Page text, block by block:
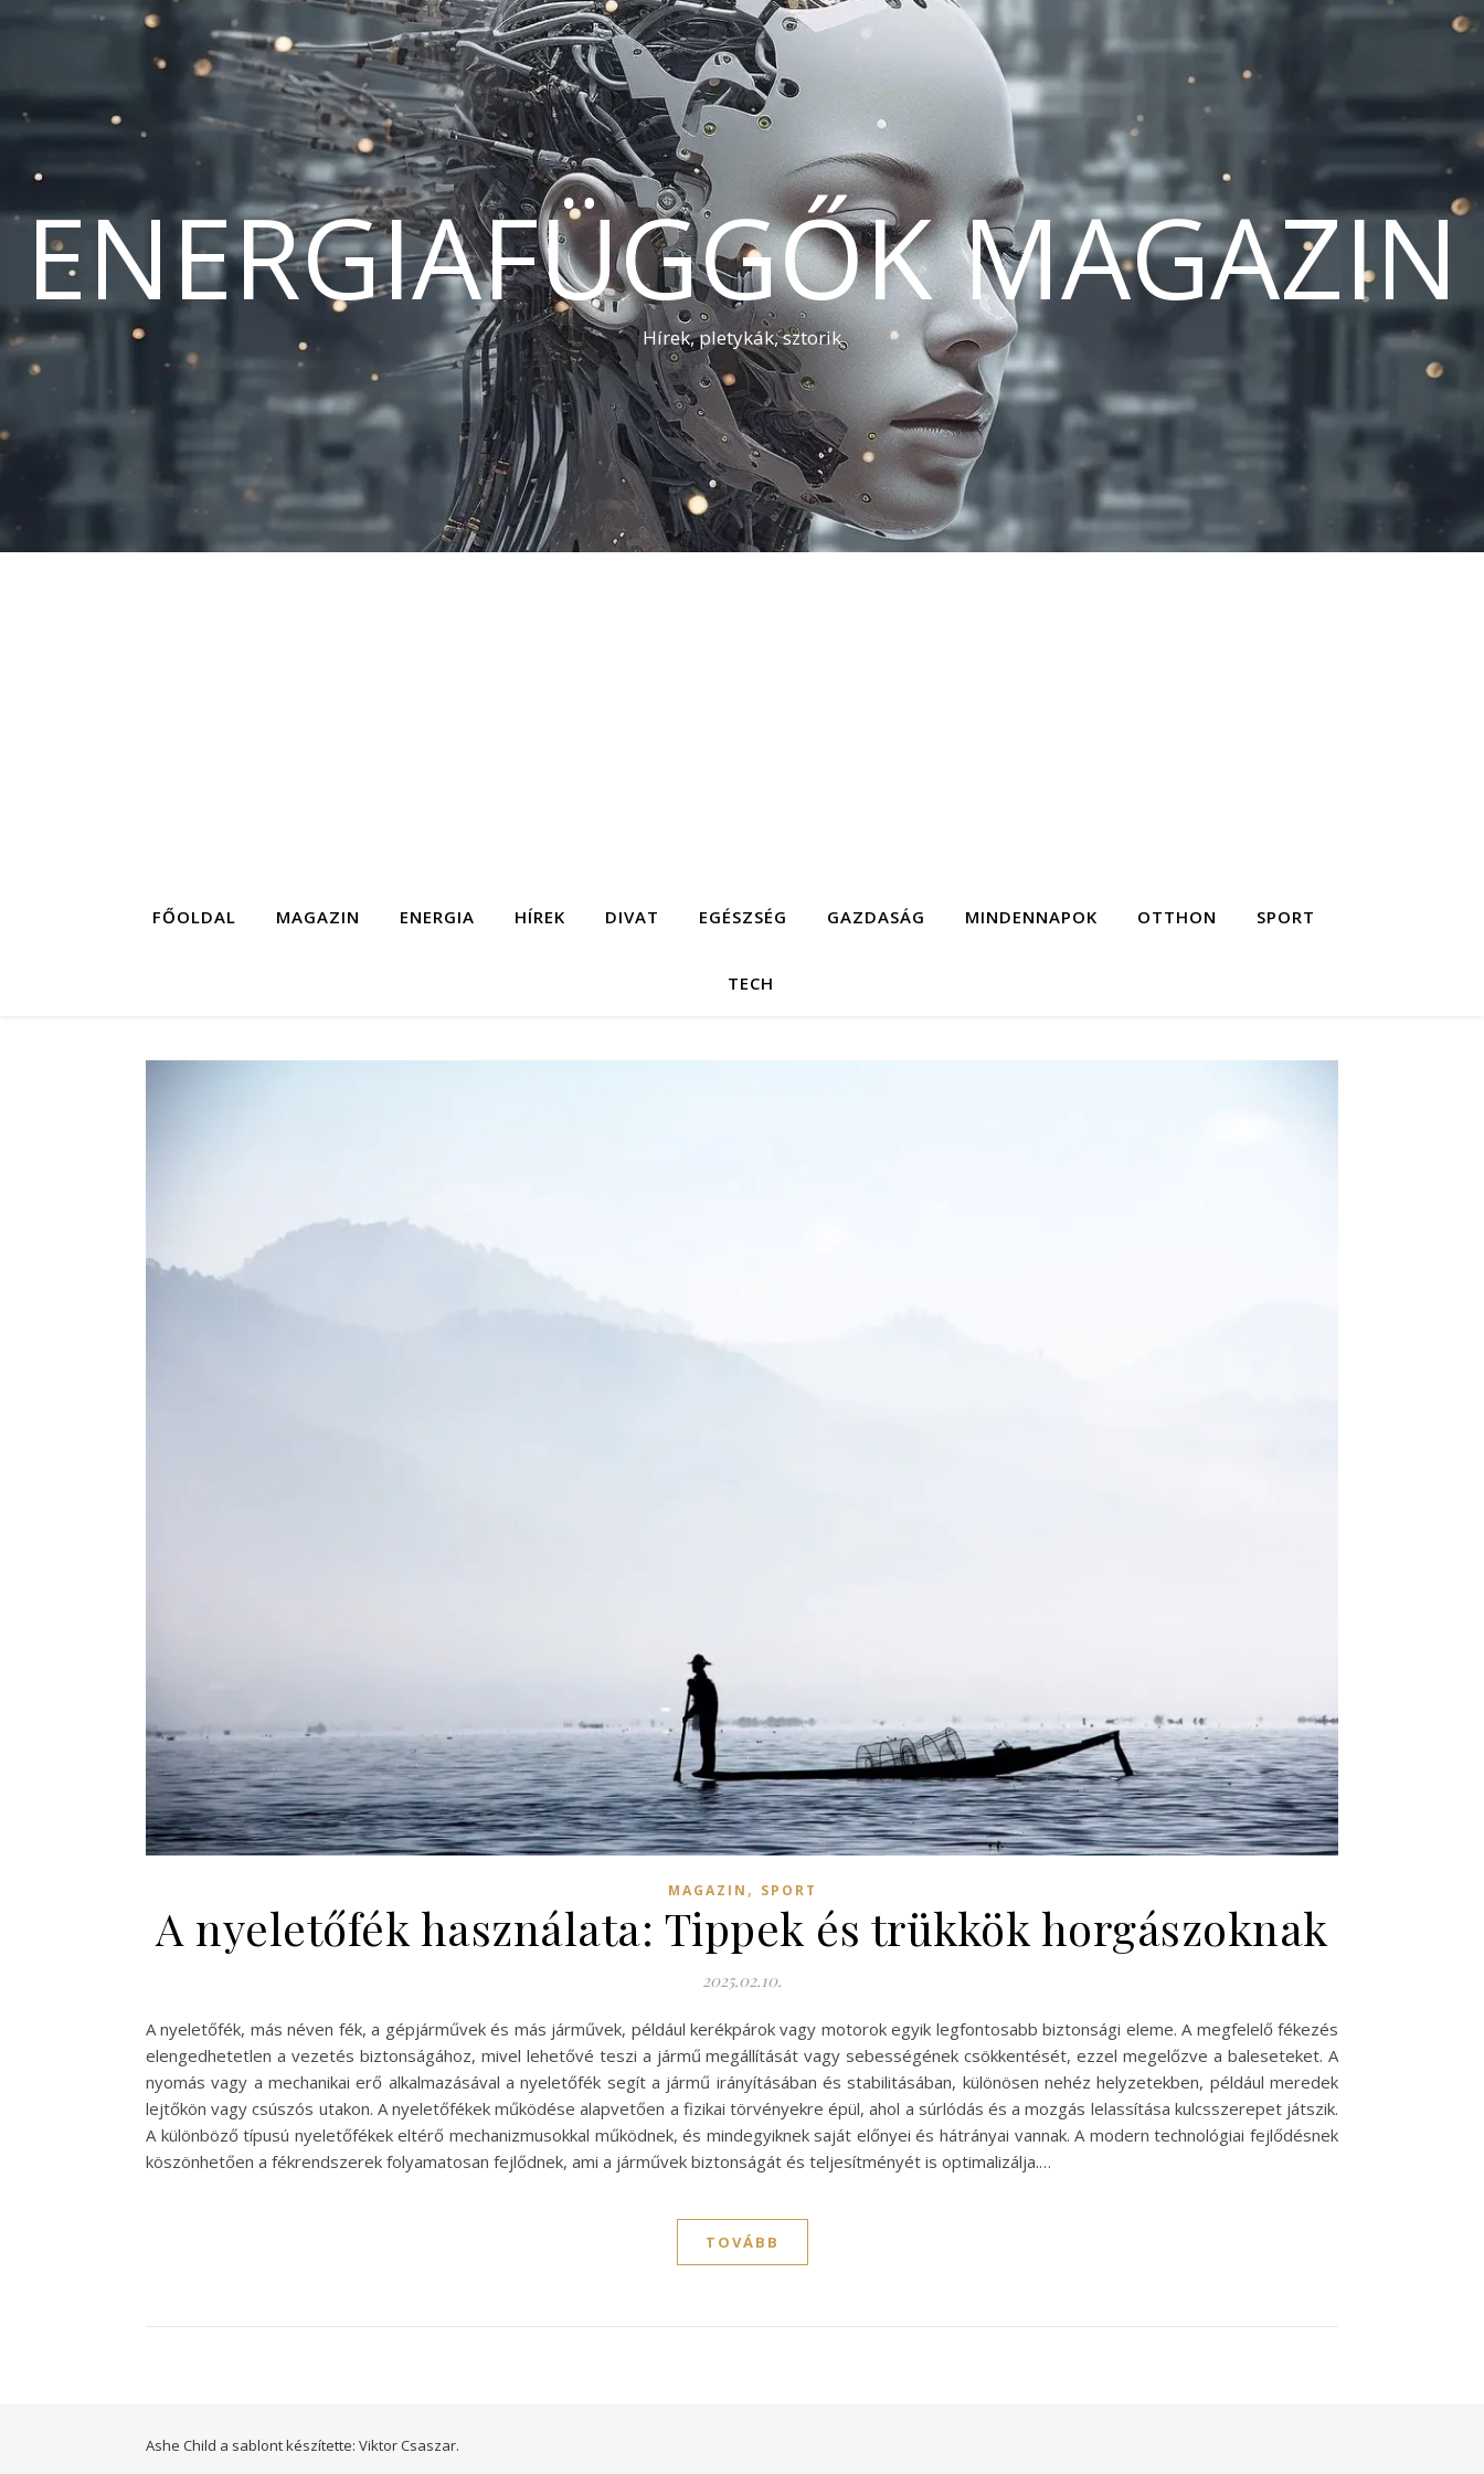
ENERGIAFÜGGŐK MAGAZIN
Hírek, pletykák, sztorik
FŐOLDAL MAGAZIN ENERGIA HÍREK DIVAT EGÉSZSÉG GAZDASÁG MINDENNAPOK OTTHON SPORT
TECH
MAGAZIN , SPORT
A nyeletőfék használata: Tippek és trükkök horgászoknak
2025.02.10.
A nyeletőfék, más néven fék, a gépjárművek és más járművek, például kerékpárok vagy motorok egyik legfontosabb biztonsági eleme. A megfelelő fékezés
elengedhetetlen a vezetés biztonságához, mivel lehetővé teszi a jármű megállítását vagy sebességének csökkentését, ezzel megelőzve a baleseteket. A
nyomás vagy a mechanikai erő alkalmazásával a nyeletőfék segít a jármű irányításában és stabilitásában, különösen nehéz helyzetekben, például meredek
lejtőkön vagy csúszós utakon. A nyeletőfékek működése alapvetően a fizikai törvényekre épül, ahol a súrlódás és a mozgás lelassítása kulcsszerepet játszik.
A különböző típusú nyeletőfékek eltérő mechanizmusokkal működnek, és mindegyiknek saját előnyei és hátrányai vannak. A modern technológiai fejlődésnek
köszönhetően a fékrendszerek folyamatosan fejlődnek, ami a járművek biztonságát és teljesítményét is optimalizálja.…
TOVÁBB
Ashe Child a sablont készítette: Viktor Csaszar.